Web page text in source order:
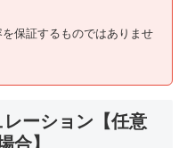
保証するものではありませ
ーション【任意
合】